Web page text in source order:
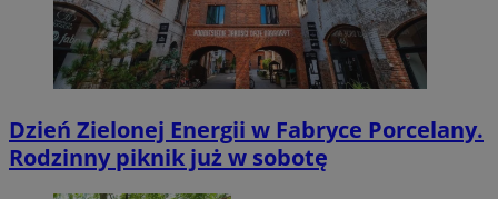
Dzień Zielonej Energii w Fabryce Porcelany.
Rodzinny piknik już w sobotę